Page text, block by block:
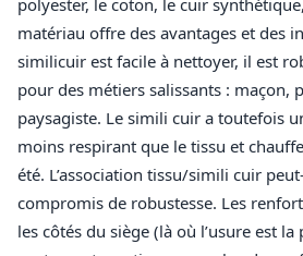
polyester, le coton, le cuir
matériau offre des avantages et des
similicuir est facile à nettoyer, il est
pour des métiers salissants : maçon,
paysagiste. Le simili cuir a toutefois
moins respirant que le tissu et
été. L’association tissu/simili cuir
compromis de robustesse. Les
les côtés du siège (là où l’usure est